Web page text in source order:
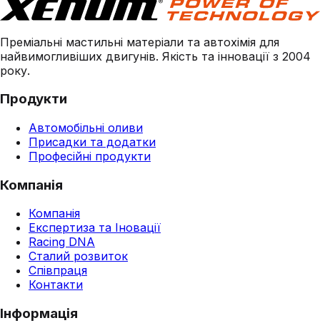
Преміальні мастильні матеріали та автохімія для
найвимогливіших двигунів. Якість та інновації з 2004
року.
Продукти
Автомобільні оливи
Присадки та додатки
Професійні продукти
Компанія
Компанія
Експертиза та Іновації
Racing DNA
Сталий розвиток
Співпраця
Контакти
Інформація